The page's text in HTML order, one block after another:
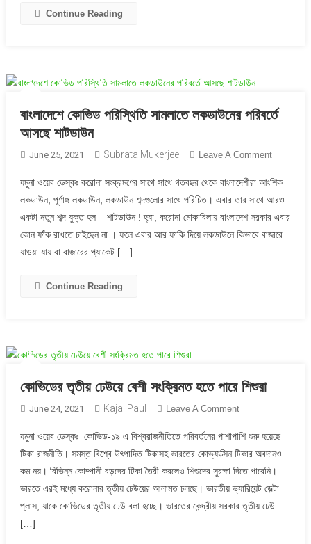
Continue Reading
বাংলাদেশে কোভিড পরিস্থিতি সামলাতে লকডাউনের পরিবর্তে
আসছে শাটডাউন
June 25, 2021 Subrata Mukerjee Leave A CommentOn
কোভিড
পরিস্থিতি
সামলাতে
লকডাউনের
যমুনা ওয়েব ডেস্কঃ করোনা সংক্রমণের সাথে সাথে গতবছর থেকে বাংলাদেশীরা আংশিক
লকডাউন, পূর্ণাঙ্গ লকডাউন, লকডাউন শব্দগুলোর সাথে পরিচিত। এবার তার সাথে আরও
একটা নতুন শব্দ যুক্ত হল – শাটডাউন ! হ্যা, করোনা মোকাবিলায় বাংলাদেশ সরকার এবার
কোন ফাঁক রাখতে চাইছেন না । ফলে এবার আর ফাকি দিয়ে লকডাউনে কিভাবে বাজারে
যাওয়া যায় বা বাজারের প্যাকেট […]
Continue Reading
কোভিডের তৃতীয় ঢেউয়ে বেশী সংক্রিমত হতে পারে শিশুরা
June 24, 2021 Kajal Paul Leave A CommentOn
তৃতীয়
ঢেউয়ে
বেশী
সংক্রিমত
হতে
যমুনা ওয়েব ডেস্কঃ কোভিড-১৯ এ বিশ্বরাজনীতিতে পরিবর্তনের পাশাপাশি শুরু হয়েছে
টিকা রাজনীতি। সমস্ত বিশ্বে উৎপাদিত টিকাসহ ভারতের কোভ্যাক্সিন টিকার অবদানও
কম নয়। বিভিন্ন কোম্পানী বড়দের টিকা তৈরী করলেও শিশুদের সুরক্ষা দিতে পারেনি।
ভারতে এরই মধ্যে করোনার তৃতীয় ঢেউয়ের আলামত চলছে। ভারতীয় ভ্যারিয়েন্ট ডেল্টা
প্লাস, যাকে কোভিডের তৃতীয় ঢেউ বলা হচ্ছে। ভারতের কেন্দ্রীয় সরকার তৃতীয় ঢেউ
[…]